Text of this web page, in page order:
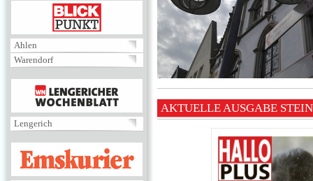
BLICKPUNKT
Ahlen
Warendorf
MENÜ
Lengerich
EMSKURIER
AKTUELLE AUSGABE